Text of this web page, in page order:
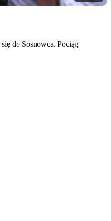
do Sosnowca. Pociąg